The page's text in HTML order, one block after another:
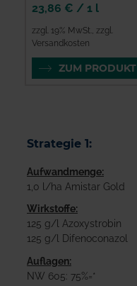
zzgl. 19% MwSt., zzgl.
Versandkosten
23,86 € / 1 l
ZUM PRODUKT
Strategie 1:
Aufwandmenge:
1,0 l/ha Amistar Gold
Wirkstoffe:
125 g/l Azoxystrobin
125 g/l Difenoconazol
Auflagen:
NW 605: 75%=*